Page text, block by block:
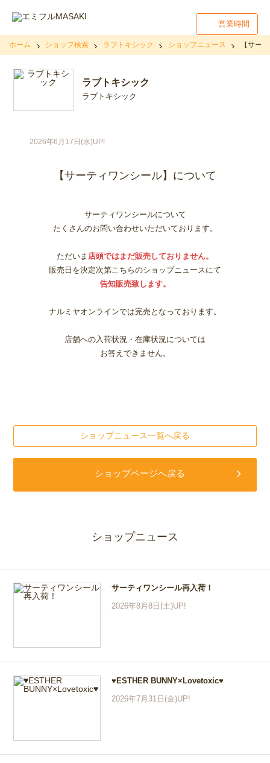
営業時間
ホーム ショップ検索 ラブトキシック ショップニュース 【サー
ラブトキシック
ラブトキシック
2026年6月17日(水)UP!
【サーティワンシール】について
サーティワンシールについて
たくさんのお問い合わせいただいております。
ただいま 店頭ではまだ販売しておりません。
販売日を決定次第こちらのショップニュースにて
告知販売致します。
ナルミヤオンラインでは完売となっております。
店舗への入荷状況・在庫状況については
お答えできません。
ショップニュース一覧へ戻る
ショップページへ戻る
ショップニュース
サーティワンシール再入荷！
2026年8月8日(土)UP!
♥ESTHER BUNNY×Lovetoxic♥
2026年7月31日(金)UP!